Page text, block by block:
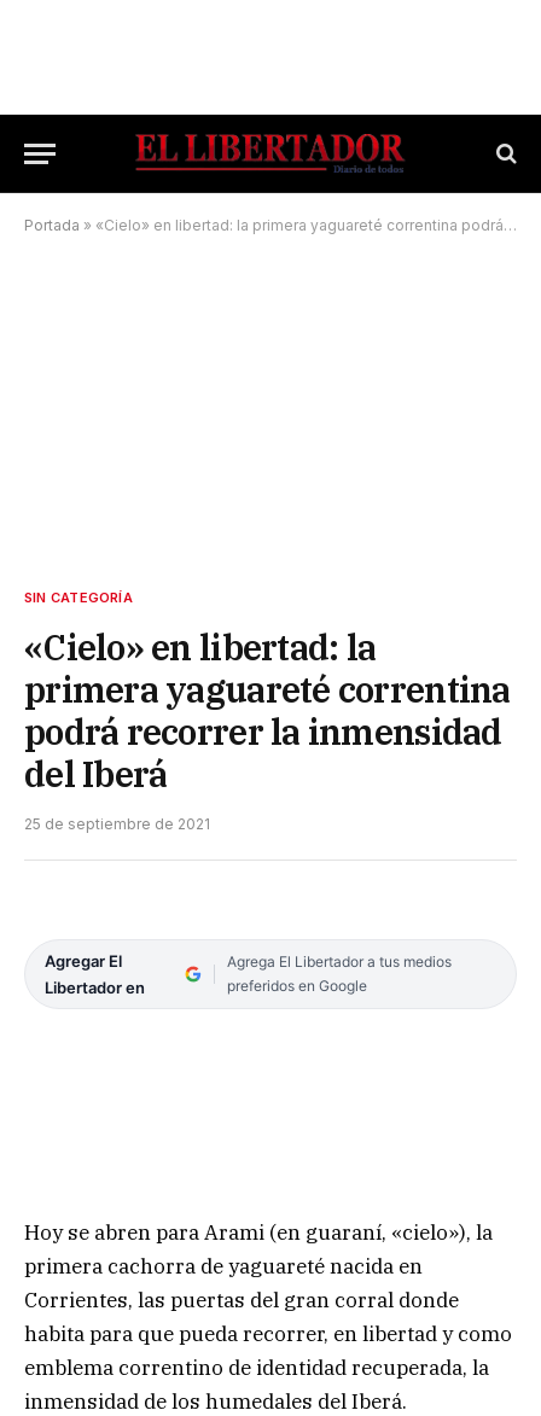
Portada » «Cielo» en libertad: la primera yaguareté correntina podrá recorrer la inmensidad del Iberá
SIN CATEGORÍA
«Cielo» en libertad: la
primera yaguareté correntina
podrá recorrer la inmensidad
del Iberá
25 de septiembre de 2021
Agregar El
Libertador en
Agrega El Libertador a tus medios
preferidos en Google
Hoy se abren para Arami (en guaraní, «cielo»), la
primera cachorra de yaguareté nacida en
Corrientes, las puertas del gran corral donde
habita para que pueda recorrer, en libertad y como
emblema correntino de identidad recuperada, la
inmensidad de los humedales del Iberá.